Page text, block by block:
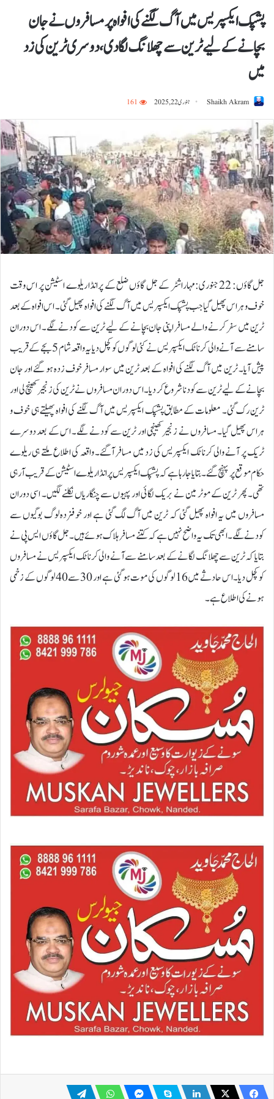
پشپک ایکسپریس میں آگ لگنے کی افواہ پر مسافروں نے جان
بچانے کے لیے ٹرین سے چھلانگ لگا دی، دوسری ٹرین کی زد
میں
Shaikh Akram جنوری 22, 2025 161
جل گاؤں: 22 جنوری:مہاراشٹر کے جل گاؤں ضلع کے پرانڈا ریلوے اسٹیشن پر اس وقت
خوف و ہراس پھیل گیا جب پشپک ایکسپریس میں آگ لگنے کی افواہ پھیل گئی۔ اس افواہ کے بعد
ٹرین میں سفر کرنے والے مسافر اپنی جان بچانے کے لیے ٹرین سے کودنے لگے۔ اس دوران
سامنے سے آنے والی کرناٹک ایکسپریس نے کئی لوگوں کو کچل دیا یہ واقعہ شام 5 بجے کے قریب
پیش آیا۔ ٹرین میں آگ لگنے کی افواہ کے بعد ٹرین میں سوار مسافر خوف زدہ ہو گئے اور جان
بچانے کے لیے ٹرین سے کودنا شروع کر دیا۔ اس دوران مسافروں نے ٹرین کی زنجیر کھینچ لی اور
ٹرین رک گئی۔ معلومات کے مطابق پشپک ایکسپریس میں آگ لگنے کی افواہ پھیلتے ہی خوف و
ہراس پھیل گیا۔ مسافروں نے زنجیر کھینچی اور ٹرین سے کودنے لگے۔ اس کے بعد دوسرے
ٹریک پر آنے والی کرناٹک ایکسپریس کی زد میں مسافر آگئے۔ واقعہ کی اطلاع ملتے ہی ریلوے
حکام موقع پر پہنچ گئے۔ بتایا جا رہا ہے کہ پشپک ایکسپریس پرانڈا ریلوے اسٹیشن کے قریب آ رہی
تھی۔ پھر ٹرین کے موٹر مین نے بریک لگائی اور پہیوں سے چنگاریاں نکلنے لگیں۔ اسی دوران
مسافروں میں یہ افواہ پھیل گئی کہ ٹرین میں آگ لگ گئی ہے اور خوفزدہ لوگ بوگیوں سے
کودنے لگے۔ ابھی تک یہ واضح نہیں ہے کہ کتنے مسافر ہلاک ہوئے ہیں۔ جل گاؤں ایس پی نے
بتایا کہ ٹرین سے چھلانگ لگانے کے بعد سامنے سے آنے والی کرناٹک ایکسپریس نے مسافروں
کو کچل دیا۔ اس حادثے میں16 لوگوں کی موت ہو گئی ہے اور 30 سے 40 لوگوں کے زخمی
ہونے کی اطلاع ہے۔